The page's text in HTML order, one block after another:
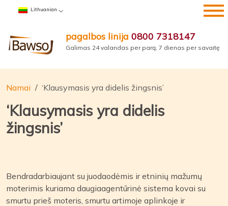
Pereiti
Lithuanian
pagalbos linija 0800 7318147
Galimas 24 valandas per parą, 7 dienas per savaitę
Namai ‘Klausymasis yra didelis žingsnis’
‘Klausymasis yra didelis
žingsnis’
Bendradarbiaujant su juodaodėmis ir etninių mažumų
moterimis kuriama daugiaagentūrinė sistema kovai su
smurtu prieš moteris, smurtu artimoje aplinkoje ir